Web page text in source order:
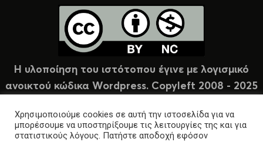
Η υλοποίηση του ιστότοπου έγινε με λογισμικό
ανοικτού κώδικα Wordpress. Copyleft 2008 - 2025
Χρησιμοποιούμε cookies σε αυτή την ιστοσελίδα για να
μπορέσουμε να υποστηρίξουμε τις λειτουργίες της και για
στατιστικούς λόγους. Πατήστε αποδοχή εφόσον